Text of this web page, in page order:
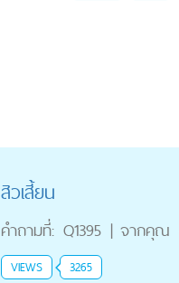
สิวเสี้ยน
คำถามที่: Q1395 | จากคุณ
VIEWS 3265